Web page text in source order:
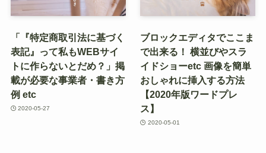
「『特定商取引法に基づく
表記』って私もWEBサイ
トに作らないとだめ？」掲
載が必要な事業者・書き方
例 etc
2020-05-27
ブロックエディタでここま
で出来る！ 横並びやスラ
イドショーetc 画像を簡単
おしゃれに挿入する方法
【2020年版ワードプレ
ス】
2020-05-01